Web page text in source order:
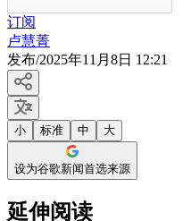
订阅
卢慧菁
发布/2025年11月8日 12:21
小 标准 中 大
设为谷歌新闻首选来源
延伸阅读